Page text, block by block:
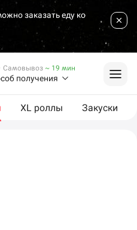
заказать еду ко
получения
Самовывоз ~ 19 мин
XL роллы Закуски